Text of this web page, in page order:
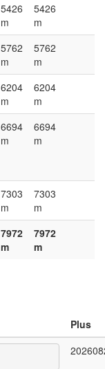
5426
m
5426
m
5762
m
5762
m
6204
m
6204
m
6694
m
6694
m
7303
m
7303
m
7972
m
7972
m
Plus